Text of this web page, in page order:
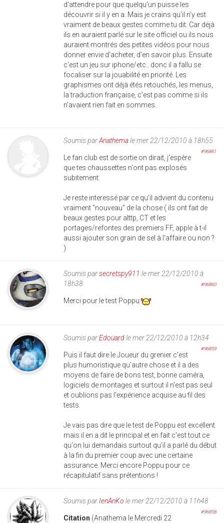
d'attendre pour que quelqu'un puisse les
découvrir si il y en a. Mais je crains qu'il n'y est
vraiment de beaux gestes comme tu dit. Car déjà
ils en auraient parlé sur le site officiel ou ils nous
auraient montrés des petites vidéos pour nous
donner envie d'acheter, d'en savoir plus. Ensuite
c'est un jeu sur iphone/etc.. donc il a fallu se
focaliser sur la jouabilité en priorité. Les
graphismes ont déjà étés retouchés, les menus,
la traduction française, c'est pas comme si ils
n'avaient rien fait en sommes.
Soumis parAnathemale mer 22/12/2010 à 18h55
#96861
Le fan club est de sortie on dirait, j'espère
que tes chaussettes n'ont pas explosés
subitement.
Je reste interessé par ce qu'il advient du contenu
vraiment "nouveau" de la chose ( ils ont fait de
beaux gestes pour alttp, CT et les
portages/refontes des premiers FF, apple à t-il
aussi ajouter son grain de sel à l'affaire ou non ?
)
Soumis parsecretspy911 le mer 22/12/2010 à
18h38
#96860
Merci pour le test Poppu
Soumis parEdouardle mer 22/12/2010 à 12h34
#96859
Puis il faut dire le Joueur du grenier c'est
plus humoristique qu'autre chose et il a des
moyens de faire de bons test, bonne caméra,
logiciels de montages et surtout il n'est pas seul
et oublions pas l'expérience acquise au fil des
tests.
Je vais pas dire que le test de Poppu est excellent
mais il en a dit le principal et en fait c'est tout ce
qu'on lui demandais surtout qu'il a parlé du début
à la fin du premier coup avec une certaine
assurance. Merci encore Poppu pour ce
récapitulatif sans prétentions !
Soumis parIenAnKo le mer 22/12/2010 à 11h48
#96858
Citation (Anathema le Mercredi 22